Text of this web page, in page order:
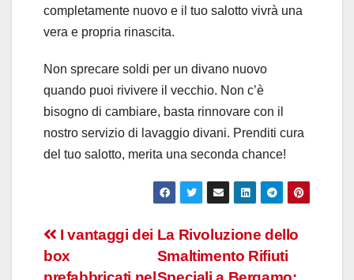
completamente nuovo e il tuo salotto vivrà una
vera e propria rinascita.
Non sprecare soldi per un divano nuovo
quando puoi rivivere il vecchio. Non c’è
bisogno di cambiare, basta rinnovare con il
nostro servizio di lavaggio divani. Prenditi cura
del tuo salotto, merita una seconda chance!
Navigazione
articoli
La Rivoluzione dello
Smaltimento Rifiuti
I vantaggi dei
box